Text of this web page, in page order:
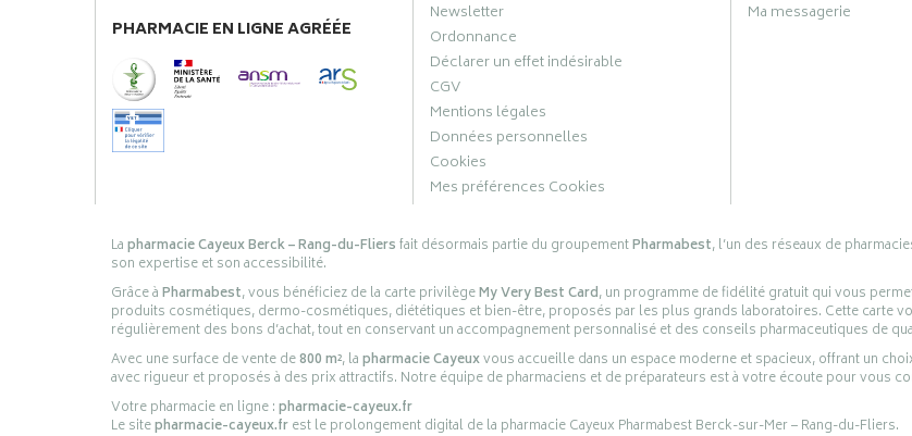
PHARMACIE EN LIGNE AGRÉÉE
Newsletter
Ordonnance
Déclarer un effet indésirable
CGV
Mentions légales
Données personnelles
Cookies
Mes préférences Cookies
Ma messagerie
Lapharmacie Cayeux Berck – Rang-du-Fliersfait désormais partie du groupementPharmabest, l’un des réseaux de
son expertise et son accessibilité.
Grâce àPharmabest, vous bénéficiez de la carte privilègeMy Very Best Card, un programme de fidélité gratuit qui vous
produits cosmétiques, dermo-cosmétiques, diététiques et bien-être, proposés par les plus grands laboratoires. Cette carte
régulièrement des bons d’achat, tout en conservant un accompagnement personnalisé et des conseils pharmaceutiques de
Avec une surface de vente de800 m², lapharmacie Cayeuxvous accueille dans un espace moderne et spacieux, offrant un
avec rigueur et proposés à des prix attractifs. Notre équipe de pharmaciens et de préparateurs est à votre écoute pour vous
Votre pharmacie en ligne :pharmacie-cayeux.fr
Le sitepharmacie-cayeux.frest le prolongement digital de la pharmacie Cayeux Pharmabest Berck-sur-Mer – Rang-du-Fliers.